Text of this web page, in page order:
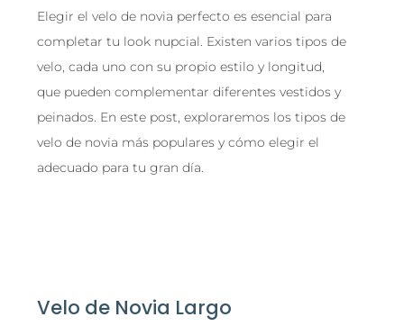
Elegir el velo de novia perfecto es esencial para
completar tu look nupcial. Existen varios tipos de
velo, cada uno con su propio estilo y longitud,
que pueden complementar diferentes vestidos y
peinados. En este post, exploraremos los tipos de
velo de novia más populares y cómo elegir el
adecuado para tu gran día.
Velo de Novia Largo